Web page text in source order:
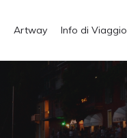
Artway Info di Viaggio